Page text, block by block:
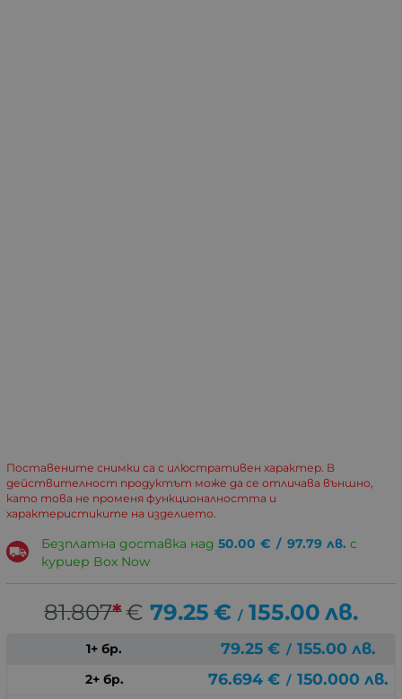
Поставените снимки са с илюстративен характер. В
действителност продуктът може да се отличава външно,
като това не променя функционалността и
характеристиките на изделието.
Безплатна доставка над 50.00 € / 97.79 лв. с
куриер Box Now
81.807*€ 79.25 € / 155.00 лв.
1+ бр. 79.25 € / 155.00 лв.
2+ бр. 76.694 € / 150.000 лв.